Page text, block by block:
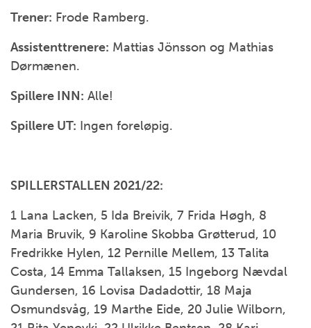
Trener: Frode Ramberg.
Assistenttrenere: Mattias Jönsson og Mathias
Dørmænen.
Spillere INN: Alle!
Spillere UT: Ingen foreløpig.
SPILLERSTALLEN 2021/22:
1 Lana Lacken, 5 Ida Breivik, 7 Frida Høgh, 8
Maria Bruvik, 9 Karoline Skobba Grøtterud, 10
Fredrikke Hylen, 12 Pernille Mellem, 13 Talita
Costa, 14 Emma Tallaksen, 15 Ingeborg Nævdal
Gundersen, 16 Lovisa Dadadottir, 18 Maja
Osmundsvåg, 19 Marthe Eide, 20 Julie Wilborn,